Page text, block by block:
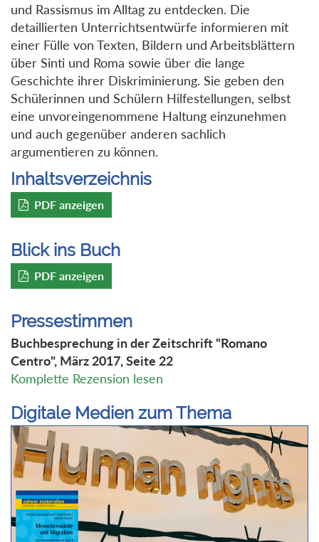
und Rassismus im Alltag zu entdecken. Die
detaillierten Unterrichtsentwürfe informieren mit
einer Fülle von Texten, Bildern und Arbeitsblättern
über Sinti und Roma sowie über die lange
Geschichte ihrer Diskriminierung. Sie geben den
Schülerinnen und Schülern Hilfestellungen, selbst
eine unvoreingenommene Haltung einzunehmen
und auch gegenüber anderen sachlich
argumentieren zu können.
Inhaltsverzeichnis
PDF anzeigen
Blick ins Buch
PDF anzeigen
Pressestimmen
Buchbesprechung in der Zeitschrift "Romano
Centro", März 2017, Seite 22
Komplette Rezension lesen
Digitale Medien zum Thema